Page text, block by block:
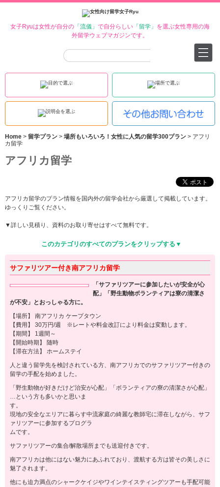
女子Ryuは女性が自分の 「流儀」 で自分らしい 「留学」 を選ぶ女性専用の海
外留学ウェブマガジンです。
Home > 留学プラン > 場所もいろいろ！女性に人気の留学300プラン > アフリ
カ留学
アフリカ留学
アフリカ留学のプラン情報を国内外の留学会社から厳選して掲載しています。
ゆっくりご覧ください。
▼詳しい見積り、資料のお取り寄せはすべて無料です。
このカテゴリのすべてのプランをクリップする▼
サファリツアー付き南アフリカ留学
「サファリツアーに参加したいが安全が心
配」「野生動物ボランティアは寮の清潔さ
が不安」とおっしゃる方に。
【場所】 南アフリカ ケープタウン
【費用】 30万円/週 ※レートや料金改訂により料金は変動します。
【期間】 1週間～
【開始時期】 随時
【滞在方法】 ホームステイ
人と違う留学先を検討されている方、南アフリカでのサファリツアー付きの
留学の手配を始めました。
「野生動物が好きだけど治安が心配」「ボランティアの寮の清潔さが心配」
…という方も多いかと思いま
す。
現地の安全なエリアに暮らす中流家庭の綺麗な教師宅に滞在しながら、サフ
ァリツアーに参加するプログラ
ムです。
サファリツアーの集合/解散場所までも送迎付きです。
南アフリカは他にはない魅力にあふれており、渡航する方は皆その美しさに
魅了されます。
他にも迫力満点のシャークケイジやワインテイスティングツアーも手配可能